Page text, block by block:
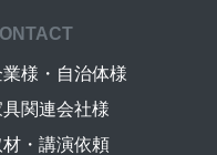
業様・自治体様
具関連会社様
材・講演依頼